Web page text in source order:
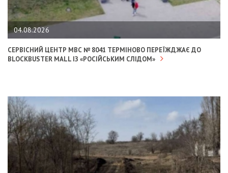
04.08.2026
СЕРВІСНИЙ ЦЕНТР МВС № 8041 ТЕРМІНОВО ПЕРЕЇЖДЖАЄ ДО
BLOCKBUSTER MALL ІЗ «РОСІЙСЬКИМ СЛІДОМ»